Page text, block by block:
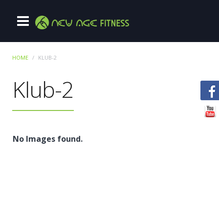
HOME KLUB-2
Klub-2
No Images found.